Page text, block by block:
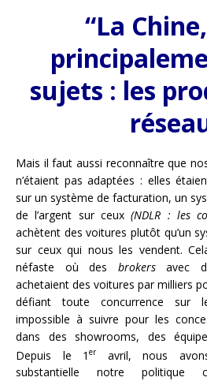
“La
sujets : les
Mais il faut aussi reconnaître que
n’étaient pas adaptées : elles
sur un système de facturation, un
de l’argent sur ceux(NDLR : les
achètent des voitures plutôt qu’un
sur ceux qui nous les vendent.
néfaste où des brokersavec
achetaient des voitures par milliers
défiant toute concurrence sur
impossible à suivre pour les
dans des showrooms, des
Depuis le 1 eravril, nous
substantielle notre politique